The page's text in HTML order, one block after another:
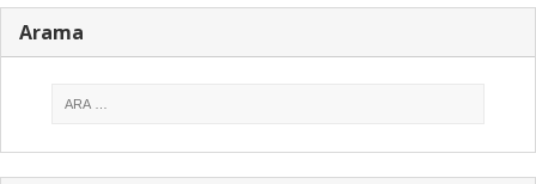
Arama